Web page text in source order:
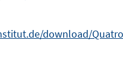
download/